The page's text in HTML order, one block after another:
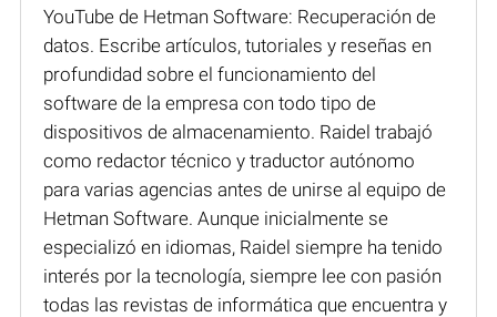
YouTube de Hetman Software: Recuperación de
datos. Escribe artículos, tutoriales y reseñas en
profundidad sobre el funcionamiento del
software de la empresa con todo tipo de
dispositivos de almacenamiento. Raidel trabajó
como redactor técnico y traductor autónomo
para varias agencias antes de unirse al equipo de
Hetman Software. Aunque inicialmente se
especializó en idiomas, Raidel siempre ha tenido
interés por la tecnología, siempre lee con pasión
todas las revistas de informática que encuentra y